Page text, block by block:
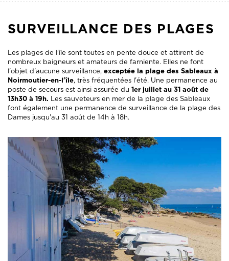
SURVEILLANCE DES PLAGES
Les plages de l'île sont toutes en pente douce et attirent de
nombreux baigneurs et amateurs de farniente. Elles ne font
l'objet d'aucune surveillance, exceptée la plage des Sableaux à
Noirmoutier-en-l'île, très fréquentées l'été. Une permanence au
poste de secours est ainsi assurée du 1er juillet au 31 août de
13h30 à 19h. Les sauveteurs en mer de la plage des Sableaux
font également une permanence de surveillance de la plage des
Dames jusqu'au 31 août de 14h à 18h.